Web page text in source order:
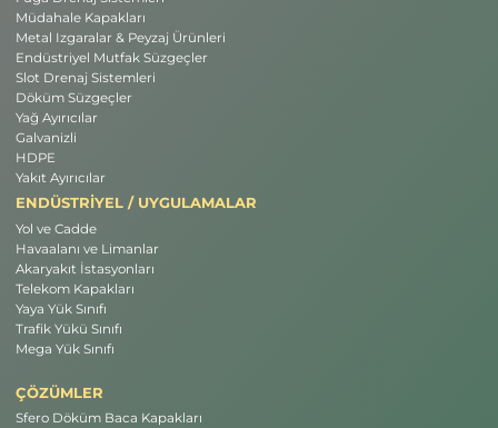
Müdahale Kapakları
Metal Izgaralar & Peyzaj Ürünleri
Endüstriyel Mutfak Süzgeçler
Slot Drenaj Sistemleri
Döküm Süzgeçler
Yağ Ayırıcılar
Galvanizli
HDPE
Yakıt Ayırıcılar
ENDÜSTRİYEL / UYGULAMALAR
Yol ve Cadde
Havaalanı ve Limanlar
Akaryakıt İstasyonları
Telekom Kapakları
Yaya Yük Sınıfı
Trafik Yükü Sınıfı
Mega Yük Sınıfı
ÇÖZÜMLER
Sfero Döküm Baca Kapakları